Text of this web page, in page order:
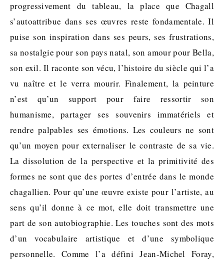
progressivement du tableau, la place que Chagall
s’autoattribue dans ses œuvres reste fondamentale. Il
puise son inspiration dans ses peurs, ses frustrations,
sa nostalgie pour son pays natal, son amour pour Bella,
son exil. Il raconte son vécu, l’histoire du siècle qui l’a
vu naître et le verra mourir. Finalement, la peinture
n’est qu’un support pour faire ressortir son
humanisme, partager ses souvenirs immatériels et
rendre palpables ses émotions. Les couleurs ne sont
qu’un moyen pour externaliser le contraste de sa vie.
La dissolution de la perspective et la primitivité des
formes ne sont que des portes d’entrée dans le monde
chagallien. Pour qu’une œuvre existe pour l’artiste, au
sens qu’il donne à ce mot, elle doit transmettre une
part de son autobiographie. Les touches sont des mots
d’un vocabulaire artistique et d’une symbolique
personnelle. Comme l’a défini Jean-Michel Foray,